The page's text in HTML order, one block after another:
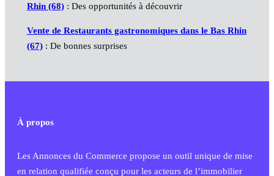
Rhin (68): Des opportunités à découvrir
Vente de Restaurants gastronomiques dans le Bas Rhin
(67): De bonnes surprises
À propos
Les Annonces du Commerce propose un outil unique de mise
en relation qualifiée conçu pour les acteurs de l’immobilier